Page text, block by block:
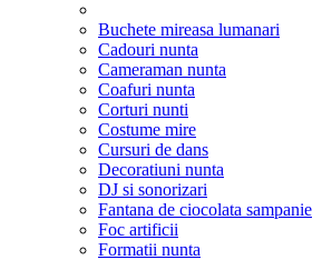
Buchete mireasa lumanari
Cadouri nunta
Cameraman nunta
Coafuri nunta
Corturi nunti
Costume mire
Cursuri de dans
Decoratiuni nunta
DJ si sonorizari
Fantana de ciocolata sampanie
Foc artificii
Formatii nunta